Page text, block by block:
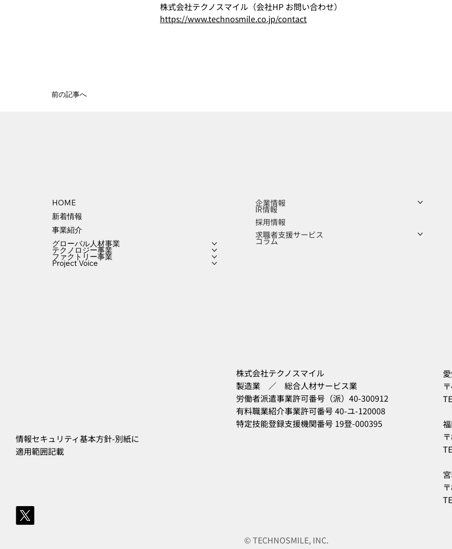
前の記事へ
株式会社テクノスマイル（会社HP お問い合わせ）
https://www.technosmile.co.jp/contact
HOME
新着情報
事業紹介
グローバル人材事業
テクノロジー事業
ファクトリー事業
Project Voice
企業情報
IR情報
採用情報
求職者支援サービス
コラム
情報セキュリティ基本方針-別紙に
​適用範囲記載
株式会社テクノスマイル
製造業 ／ 総合人材サービス業
労働者派遣事業許可番号（派）40-300912
有料職業紹介事業許可番号 40-ユ-120008
特定技能登録支援機関番号 19登-000395
© TECHNOSMILE, INC.